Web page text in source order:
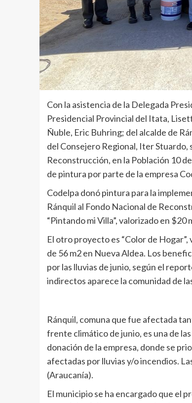
Con la asistencia de la Delegada
Presidencial Provincial del Itata,
Ñuble, Eric Buhring; del alcalde de
del Consejero Regional, Iter Stuardo,
Reconstrucción, en la Población 10
de pintura por parte de la empresa
Codelpa donó pintura para la
Ránquil al Fondo Nacional de
“Pintando mi Villa”, valorizado en
El otro proyecto es “Color de
de 56 m2 en Nueva Aldea. Los
por las lluvias de junio, según el
indirectos aparece la comunidad de
Ránquil, comuna que fue afectada
frente climático de junio, es una de
donación de la empresa, donde se
afectadas por lluvias y/o incendios.
(Araucanía).
El municipio se ha encargado que el